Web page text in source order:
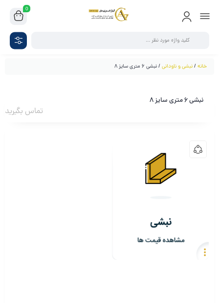
0
خانه /نبشی و ناودانی / نبشی 6 متری سایز 8
نبشی 6 متری سایز 8
تماس بگیرید